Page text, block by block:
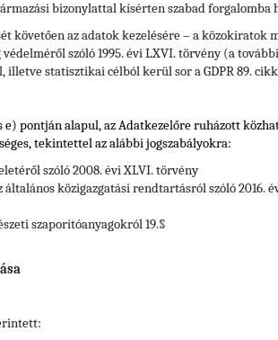
bizonylattal kísérten szabad forgalomba
követően az adatok kezelésére – a
szóló 1995. évi LXVI. törvény (a
statisztikai célból kerül sor a GDPR 89.
e) pontján alapul, az Adatkezelőre ruházott
tekintettelaz alábbi jogszabályokra:
szóló 2008. évi XLVI. törvény
általános közigazgatási rendtartásról szóló
szaporítóanyagokról 19.§